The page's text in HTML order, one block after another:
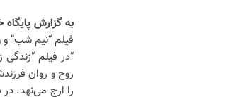
به گزارش پایگاه
فیلم “نیم شب” و
“در فیلم
روح و روان
را ارج می‌نهد.